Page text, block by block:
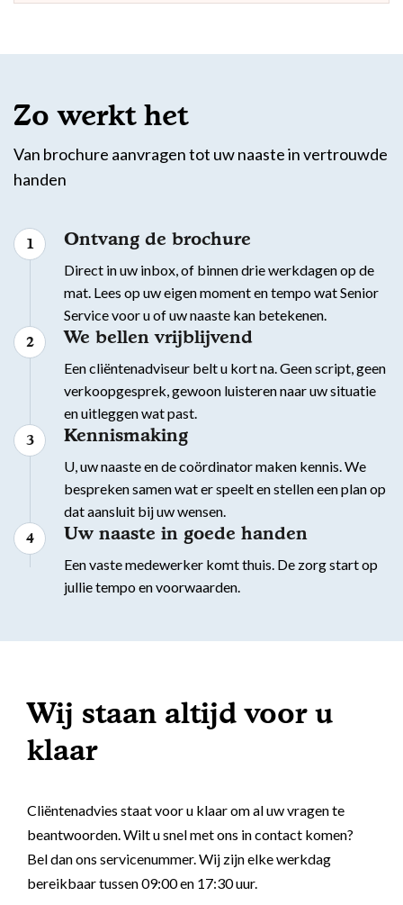
Zo werkt het
Van brochure aanvragen tot uw naaste in vertrouwde
handen
Ontvang de brochure
Direct in uw inbox, of binnen drie werkdagen op de
mat. Lees op uw eigen moment en tempo wat Senior
Service voor u of uw naaste kan betekenen.
We bellen vrijblijvend
Een cliëntenadviseur belt u kort na. Geen script, geen
verkoopgesprek, gewoon luisteren naar uw situatie
en uitleggen wat past.
Kennismaking
U, uw naaste en de coördinator maken kennis. We
bespreken samen wat er speelt en stellen een plan op
dat aansluit bij uw wensen.
Uw naaste in goede handen
Een vaste medewerker komt thuis. De zorg start op
jullie tempo en voorwaarden.
Wij staan altijd voor u
klaar
Cliëntenadvies staat voor u klaar om al uw vragen te
beantwoorden. Wilt u snel met ons in contact komen?
Bel dan ons servicenummer. Wij zijn elke werkdag
bereikbaar tussen 09:00 en 17:30 uur.